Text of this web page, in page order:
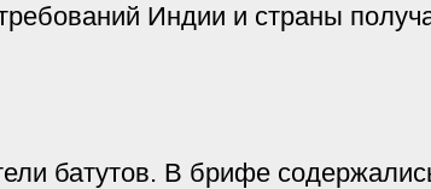
Индии и страны
батутов. В брифе